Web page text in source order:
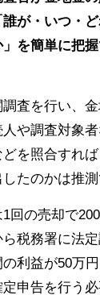
が・いつ・
を簡単に把
査を行い、
や調査対象
を照合すれ
たのかは推測
回の売却で
税務署に法
利益が50万
申告を行う必